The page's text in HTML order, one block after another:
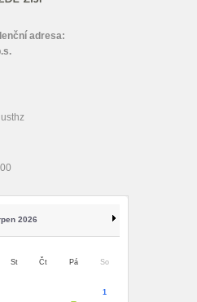
adresa:
2026
St Čt Pá So
1